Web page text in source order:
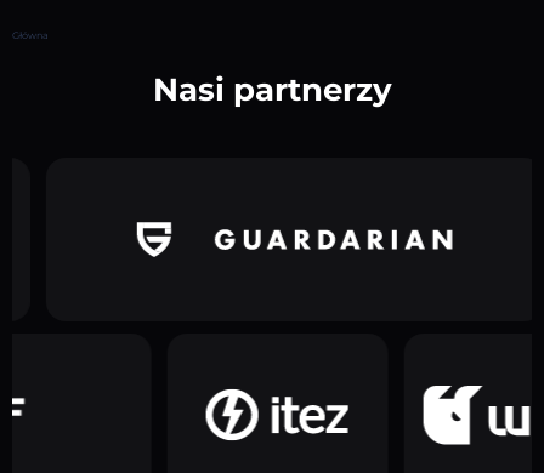
Główna
Nasi partnerzy